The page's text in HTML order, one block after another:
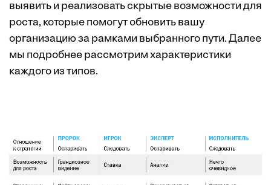
выявить и реализовать скрытые возможности для
роста, которые помогут обновить вашу
организацию за рамками выбранного пути. Далее
мы подробнее рассмотрим характеристики
каждого из типов.